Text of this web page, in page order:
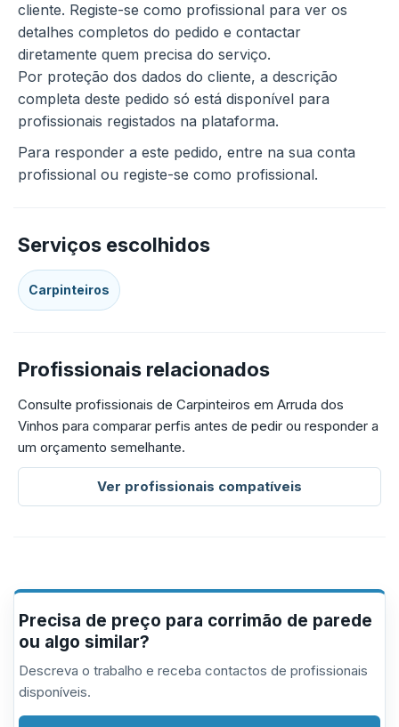
cliente. Registe-se como profissional para ver os
detalhes completos do pedido e contactar
diretamente quem precisa do serviço.
Por proteção dos dados do cliente, a descrição
completa deste pedido só está disponível para
profissionais registados na plataforma.
Para responder a este pedido, entre na sua conta
profissional ou registe-se como profissional.
Serviços escolhidos
Carpinteiros
Profissionais relacionados
Consulte profissionais de Carpinteiros em Arruda dos
Vinhos para comparar perfis antes de pedir ou responder a
um orçamento semelhante.
Ver profissionais compatíveis
Precisa de preço para corrimão de parede
ou algo similar?
Descreva o trabalho e receba contactos de profissionais
disponíveis.